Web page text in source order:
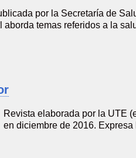
por la Secretaría de
aborda temas referidos a la
Revista elaborada por la UTE
en diciembre de 2016.